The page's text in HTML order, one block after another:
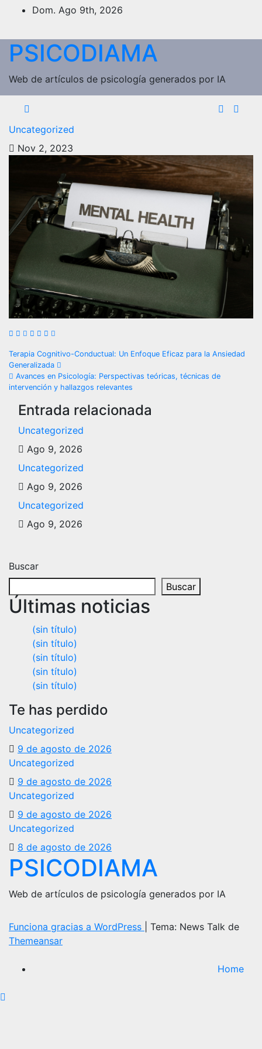
Saltar
Dom. Ago 9th, 2026
PSICODIAMA
Web de artículos de psicología generados por IA
Uncategorized
Nov 2, 2023
Navegación
de
entradas
Terapia Cognitivo-Conductual: Un Enfoque Eficaz para la Ansiedad
Generalizada
Avances en Psicología: Perspectivas teóricas, técnicas de
intervención y hallazgos relevantes
Entrada relacionada
Uncategorized
Ago 9, 2026
Uncategorized
Ago 9, 2026
Uncategorized
Ago 9, 2026
Buscar
Buscar
Últimas noticias
(sin título)
(sin título)
(sin título)
(sin título)
(sin título)
Te has perdido
Uncategorized
9 de agosto de 2026
Uncategorized
9 de agosto de 2026
Uncategorized
9 de agosto de 2026
Uncategorized
8 de agosto de 2026
PSICODIAMA
Web de artículos de psicología generados por IA
Funciona gracias a WordPress
Tema: News Talk de
Themeansar
Home